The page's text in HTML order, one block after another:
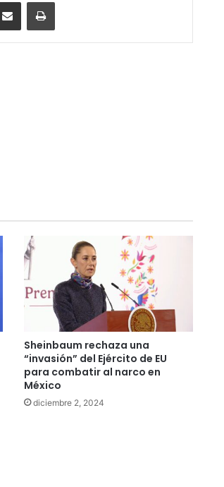
Sheinbaum rechaza una
“invasión” del Ejército de EU
para combatir al narco en
México
diciembre 2, 2024